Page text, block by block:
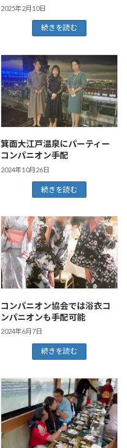
2025年2月10日
続きを読む
箕面大江戸温泉にパーティー
コンパニオン手配
2024年10月26日
続きを読む
コンパニオン協会では浴衣コ
ンパニオンも手配可能
2024年6月7日
続きを読む